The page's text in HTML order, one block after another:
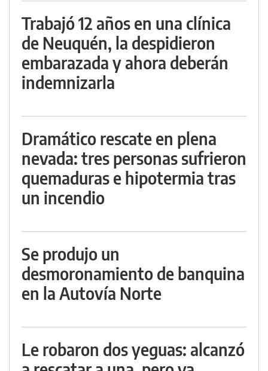
Trabajó 12 años en una clínica
de Neuquén, la despidieron
embarazada y ahora deberán
indemnizarla
Dramático rescate en plena
nevada: tres personas sufrieron
quemaduras e hipotermia tras
un incendio
Se produjo un
desmoronamiento de banquina
en la Autovía Norte
Le robaron dos yeguas: alcanzó